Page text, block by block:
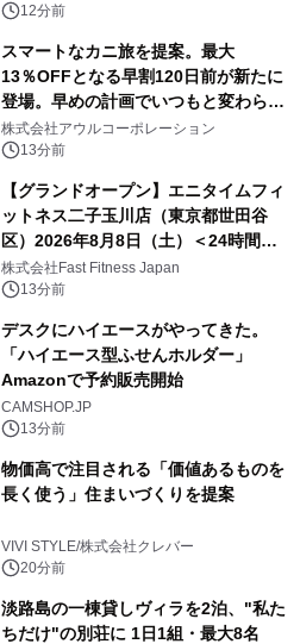
速12分前
スマートなカニ旅を提案。最大
13％OFFとなる早割120日前が新たに
登場。早めの計画でいつもと変わらぬ
大人の冬旅を。ー夕日ヶ浦温泉「佳松
苑 別邸ふうか」ー
株式会社アウルコーポレーション
13分前
【グランドオープン】エニタイムフィ
ットネス二子玉川店（東京都世田谷
区）2026年8月8日（土）＜24時間年
中無休のフィットネスジム＞
株式会社Fast Fitness Japan
13分前
デスクにハイエースがやってきた。
「ハイエース型ふせんホルダー」
Amazonで予約販売開始
CAMSHOP.JP
13分前
物価高で注目される「価値あるものを
長く使う」住まいづくりを提案
VIVI STYLE/株式会社クレバー
20分前
淡路島の一棟貸しヴィラを2泊、"私た
ちだけ"の別荘に 1日1組・最大8名